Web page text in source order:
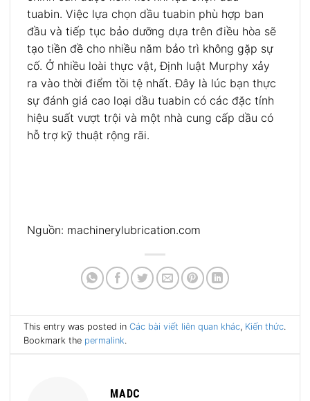
tuabin. Việc lựa chọn dầu tuabin phù hợp ban
đầu và tiếp tục bảo dưỡng dựa trên điều hòa sẽ
tạo tiền đề cho nhiều năm bảo trì không gặp sự
cố. Ở nhiều loài thực vật, Định luật Murphy xảy
ra vào thời điểm tồi tệ nhất. Đây là lúc bạn thực
sự đánh giá cao loại dầu tuabin có các đặc tính
hiệu suất vượt trội và một nhà cung cấp dầu có
hỗ trợ kỹ thuật rộng rãi.
Nguồn: machinerylubrication.com
This entry was posted inCác bài viết liên quan khác, Kiến thức.
Bookmark the permalink.
MADC